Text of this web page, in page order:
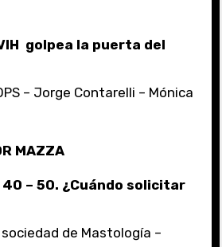
golpea la puerta del
– Jorge Contarelli – Mónica
MAZZA
40 – 50. ¿Cuándo solicitar
de Mastología –